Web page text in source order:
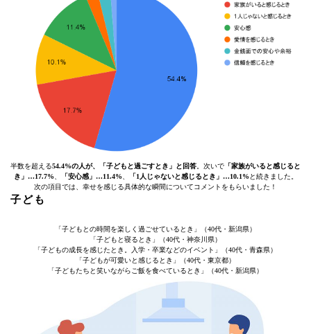
半数を超える54.4%の人が、「子どもと過ごすとき」と回答 。次いで 「家族がいると感じると
き」…17.7%
「安心感」…11.4% 「1人じゃないと感じるとき」…10.1% と続きました。
次の項目では、幸せを感じる具体的な瞬間についてコメントをもらいました！
子ども
「子どもとの時間を楽しく過ごせているとき」（40代・新潟県）
「子どもと寝るとき」（40代・神奈川県）
「子どもの成長を感じたとき。入学・卒業などのイベント」（40代・青森県）
「子どもが可愛いと感じるとき」（40代・東京都）
「子どもたちと笑いながらご飯を食べているとき」（40代・新潟県）